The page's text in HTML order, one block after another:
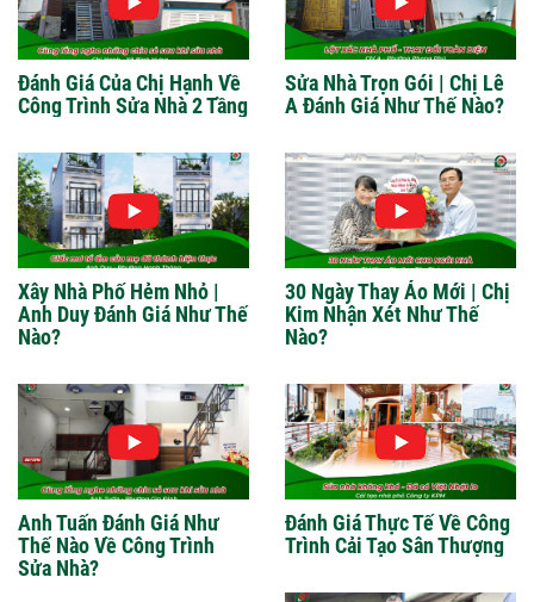
Đánh Giá Của Chị Hạnh Về
Công Trình Sửa Nhà 2 Tầng
Sửa Nhà Trọn Gói | Chị Lê
A Đánh Giá Như Thế Nào?
Xây Nhà Phố Hẻm Nhỏ |
Anh Duy Đánh Giá Như Thế
Nào?
30 Ngày Thay Áo Mới | Chị
Kim Nhận Xét Như Thế
Nào?
Anh Tuấn Đánh Giá Như
Thế Nào Về Công Trình
Sửa Nhà?
Đánh Giá Thực Tế Về Công
Trình Cải Tạo Sân Thượng